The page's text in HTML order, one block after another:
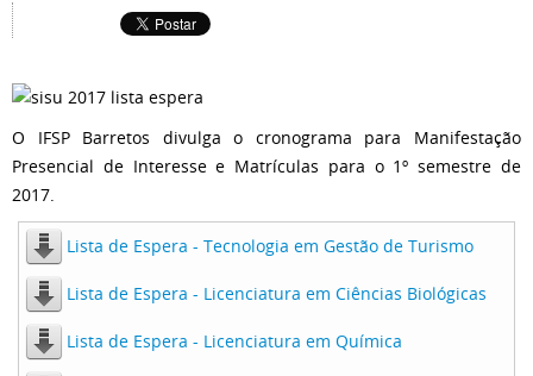
O IFSP Barretos divulga o cronograma para Manifestação
Presencial de Interesse e Matrículas para o 1º semestre de
2017.
Lista de Espera - Tecnologia em Gestão de Turismo
Lista de Espera - Licenciatura em Ciências Biológicas
Lista de Espera - Licenciatura em Química